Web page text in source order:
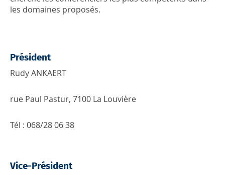
les domaines proposés.
Président
Rudy ANKAERT
rue Paul Pastur, 7100 La Louvière
Tél : 068/28 06 38
Vice-Président